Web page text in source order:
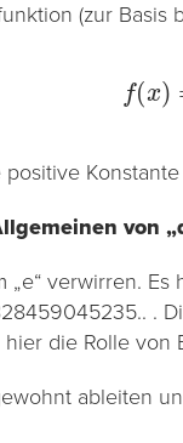
(zur Basis
f(x)
von
„e“ verwirren.
.
die Rolle von
ableiten